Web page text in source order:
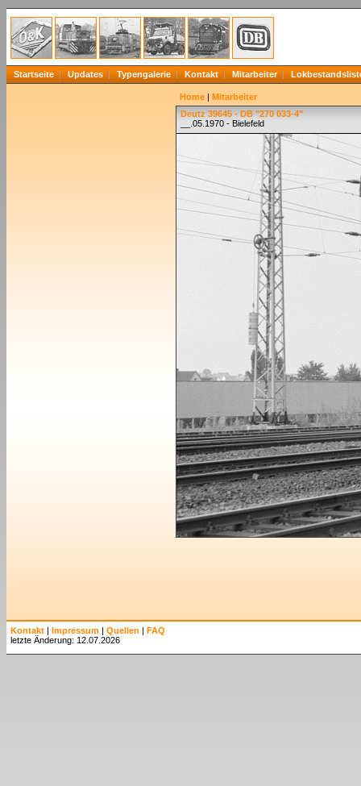
Startseite Updates Typengalerie Kontakt Mitarbeiter
Home | Mitarbeiter
Deutz 39645 - DB "270 033-4"
__.05.1970 - Bielefeld
Kontakt | Impressum | Quellen | FAQ
letzte Änderung: 12.07.2026